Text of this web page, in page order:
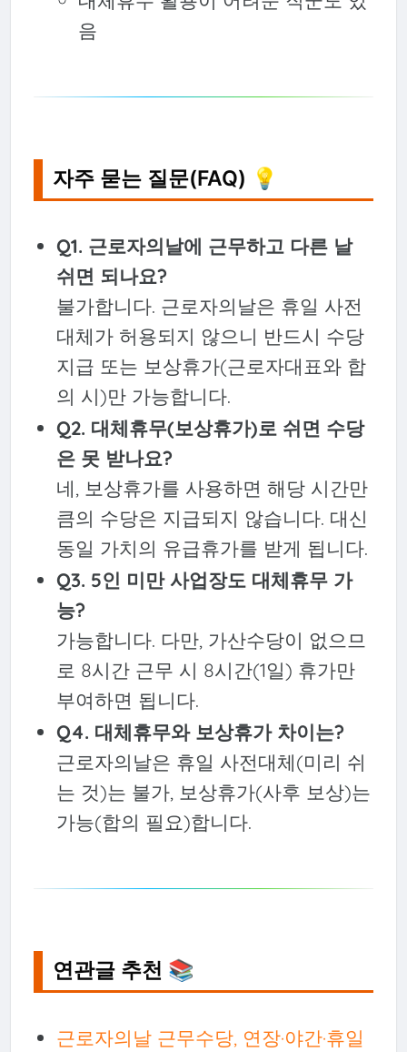
음
자주 묻는 질문(FAQ) 💡
Q1. 근로자의날에 근무하고 다른 날
쉬면 되나요?
불가합니다. 근로자의날은 휴일 사전
대체가 허용되지 않으니 반드시 수당
지급 또는 보상휴가(근로자대표와 합
의 시)만 가능합니다.
Q2. 대체휴무(보상휴가)로 쉬면 수당
은 못 받나요?
네, 보상휴가를 사용하면 해당 시간만
큼의 수당은 지급되지 않습니다. 대신
동일 가치의 유급휴가를 받게 됩니다.
Q3. 5인 미만 사업장도 대체휴무 가
능?
가능합니다. 다만, 가산수당이 없으므
로 8시간 근무 시 8시간(1일) 휴가만
부여하면 됩니다.
Q4. 대체휴무와 보상휴가 차이는?
근로자의날은 휴일 사전대체(미리 쉬
는 것)는 불가, 보상휴가(사후 보상)는
가능(합의 필요)합니다.
연관글 추천 📚
근로자의날 근무수당, 연장·야간·휴일